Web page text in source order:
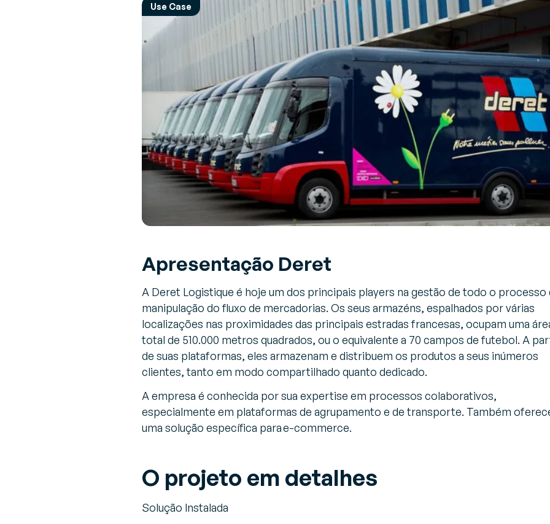
Vendor Managed Inventory
(VMI)
Gerencie seus abastecimentos
de forma colaborativa
Gestão de transportes
(TMS)
Faça as melhores escolhas de
afretamento e carregamento
Descubra quem nós somos
Opinião de Especialista
Perspectivas e recomendações de
especialistas sobre desafios da indústria e
Use Case
Apresentação Deret
A Deret Logistique é hoje um dos principais players na gestão de todo o processo
manipulação do fluxo de mercadorias. Os seus armazéns, espalhados por várias
localizações nas proximidades das principais estradas francesas, ocupam uma
total de 510.000 metros quadrados, ou o equivalente a 70 campos de futebol. A
de suas plataformas, eles armazenam e distribuem os produtos a seus inúmeros
clientes, tanto em modo compartilhado quanto dedicado.
A empresa é conhecida por sua expertise em processos colaborativos,
especialmente em plataformas de agrupamento e de transporte. Também
uma solução específica para e-commerce.
O projeto em detalhes
Solução Instalada